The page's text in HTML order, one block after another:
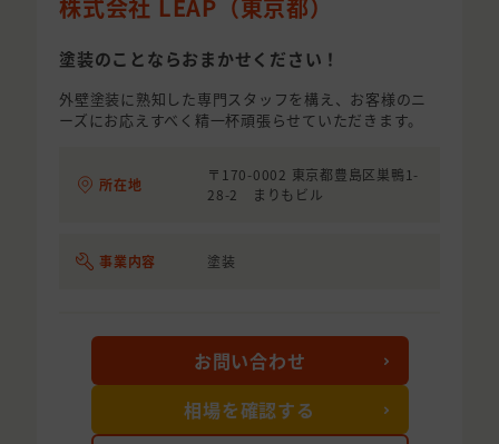
株式会社 LEAP（東京都）
塗装のことならおまかせください！
外壁塗装に熟知した専門スタッフを構え、お客様のニ
ーズにお応えすべく精一杯頑張らせていただきます。
所在地
〒170-0002 東京都豊島区巣鴨1-
28-2 まりもビル
事業内容 塗装
お問い合わせ
相場を確認する